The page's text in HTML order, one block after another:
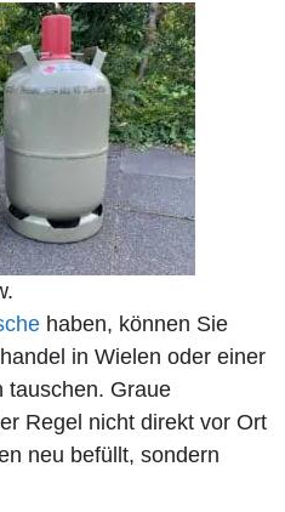
haben, können Sie
in Wielen oder einer
tauschen. Graue
Regel nicht direkt vor Ort
neu befüllt, sondern